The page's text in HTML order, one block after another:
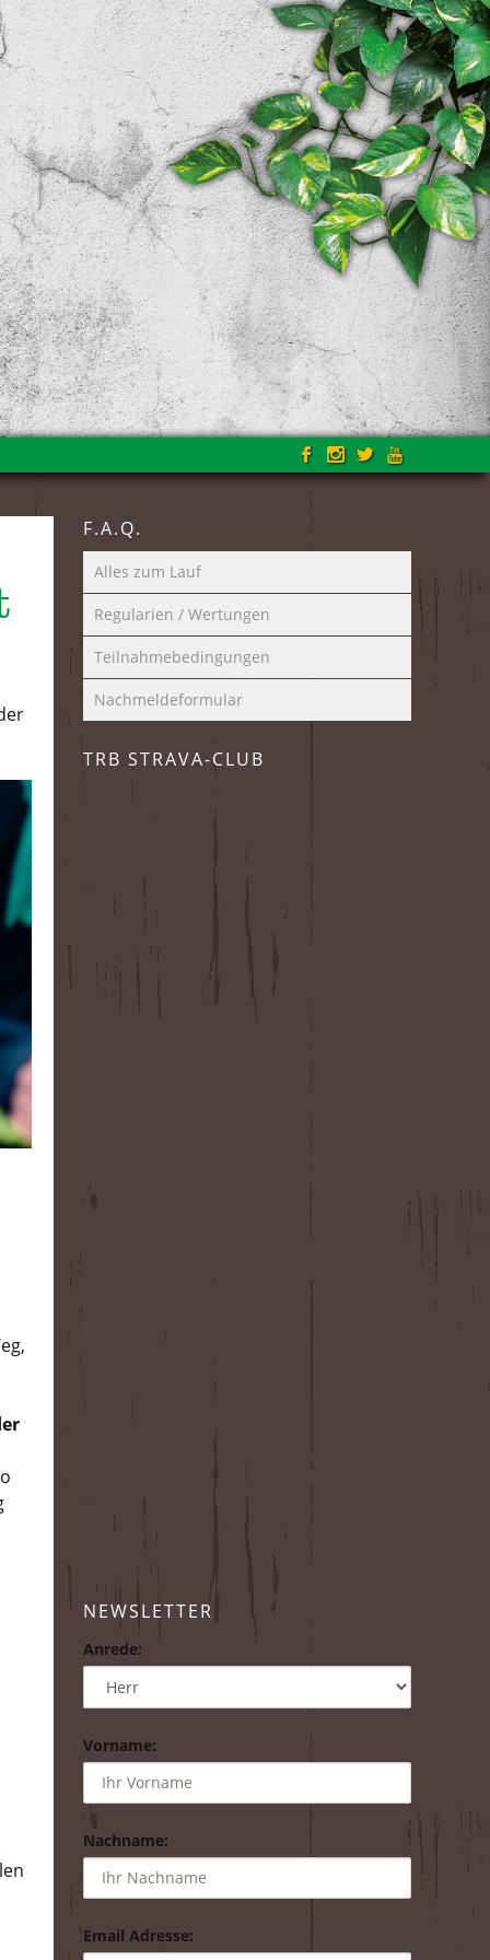
F.A.Q.
Alles zum Lauf
Regularien / Wertungen
Teilnahmebedingungen
Nachmeldeformular
TRB STRAVA-CLUB
NEWSLETTER
Anrede:
Vorname:
Nachname:
Email Adresse: